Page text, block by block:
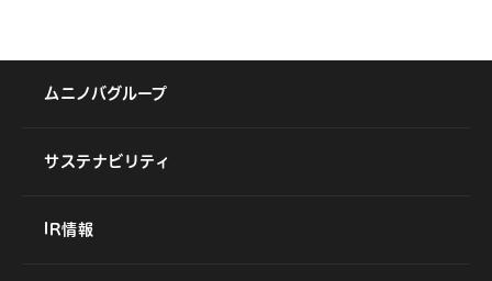
ムニノバグループ
サステナビリティ
IR情報